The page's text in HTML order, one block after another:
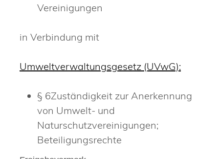
Vereinigungen
in Verbindung mit
Umweltverwaltungsgesetz (UVwG):
§ 6Zuständigkeit zur Anerkennung
von Umwelt- und
Naturschutzvereinigungen;
Beteiligungsrechte